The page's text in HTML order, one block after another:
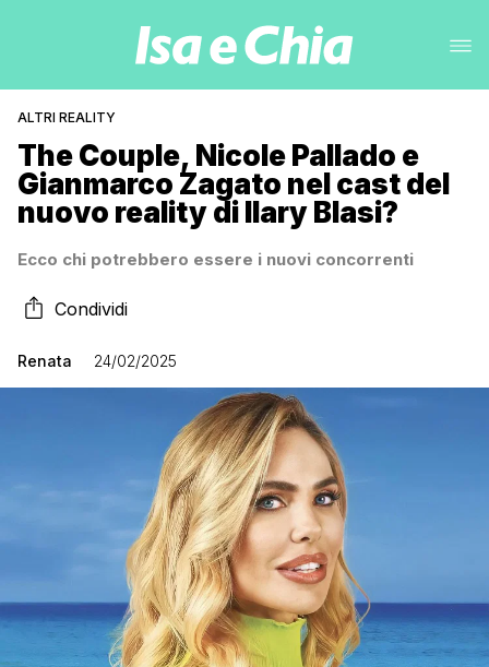
ALTRI REALITY
The Couple, Nicole Pallado e
Gianmarco Zagato nel cast del
nuovo reality di Ilary Blasi?
Ecco chi potrebbero essere i nuovi concorrenti
Condividi
Renata 24/02/2025